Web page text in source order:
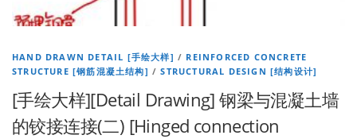
HAND DRAWN DETAIL [手绘大样] / REINFORCED CONCRETE
STRUCTURE [钢筋混凝土结构] /STRUCTURAL DESIGN [结构设计]
[手绘大样][Detail Drawing] 钢梁与混凝土墙
的铰接连接(二) [Hinged connection